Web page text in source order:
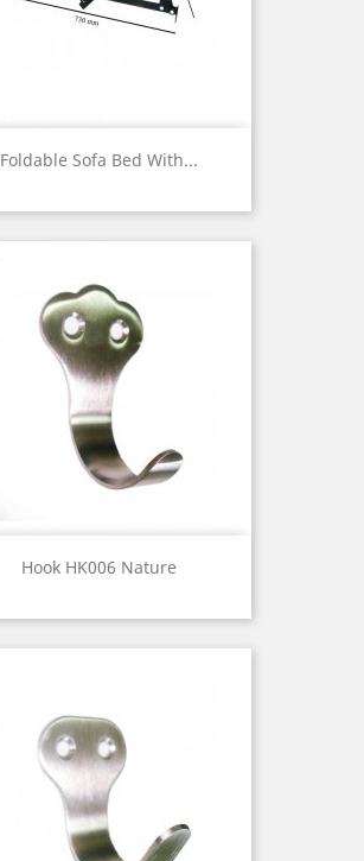
Foldable Sofa Bed With...
Hook HK006 Nature